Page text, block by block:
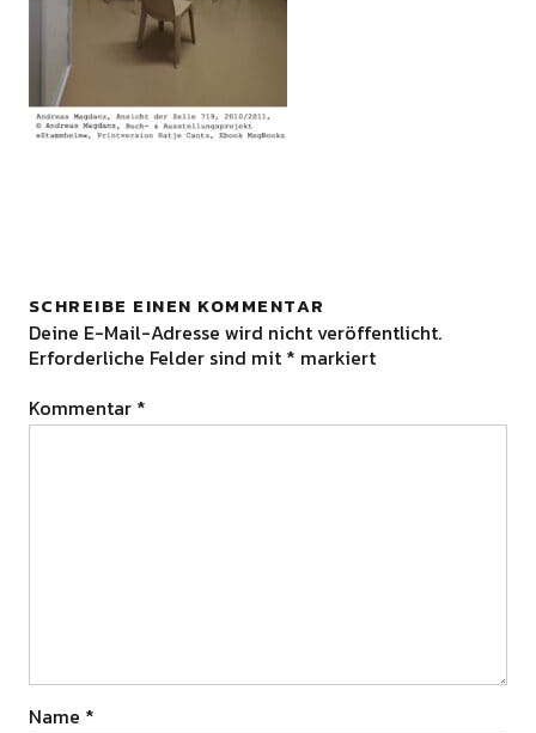
SCHREIBE EINEN KOMMENTAR
Deine E-Mail-Adresse wird nicht veröffentlicht.
Erforderliche Felder sind mit * markiert
Kommentar *
Name *